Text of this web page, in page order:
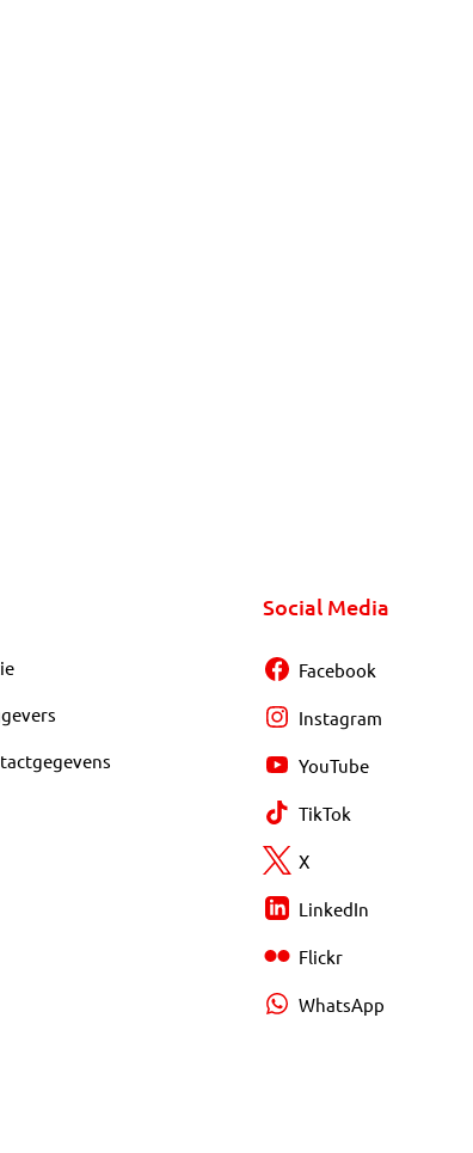
Social Media
Facebook
Instagram
YouTube
TikTok
X
LinkedIn
Flickr
WhatsApp